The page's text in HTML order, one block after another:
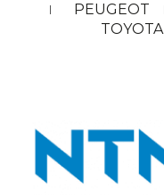
PEUGEOT
TOYOTA